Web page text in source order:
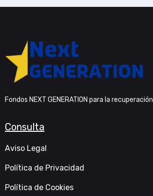
Fondos NEXT GENERATION para la recuperación
Consulta
Aviso Legal
Política de Privacidad
Política de Cookies